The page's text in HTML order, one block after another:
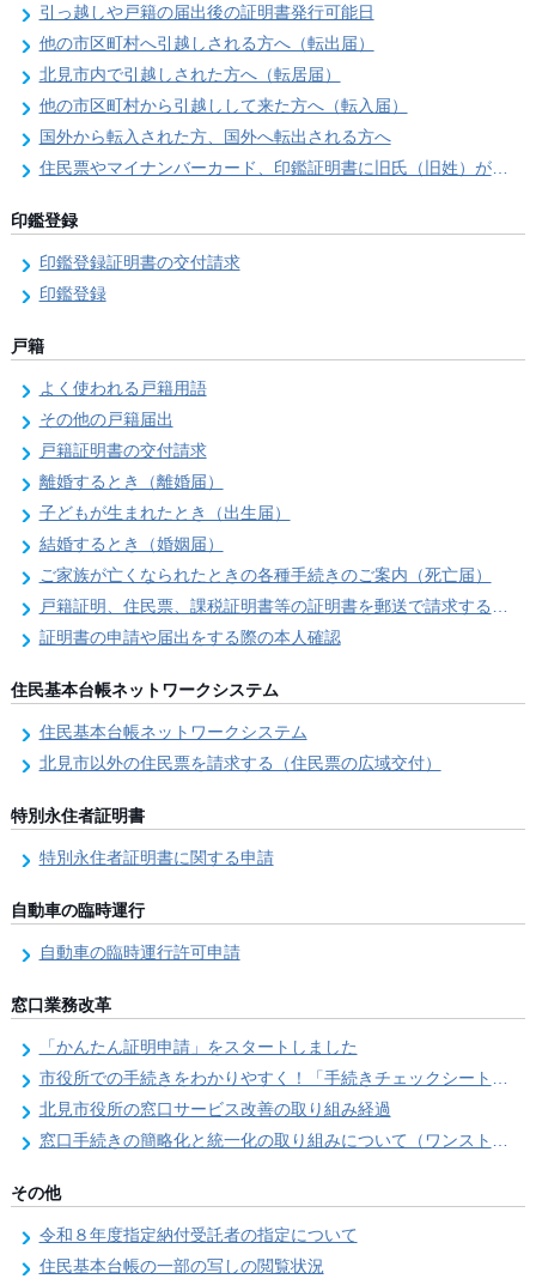
引っ越しや戸籍の届出後の証明書発行可能日
他の市区町村へ引越しされる方へ（転出届）
北見市内で引越しされた方へ（転居届）
他の市区町村から引越しして来た方へ（転入届）
国外から転入された方、国外へ転出される方へ
住民票やマイナンバーカード、印鑑証明書に旧氏（旧姓）が併記できるようになりました！
印鑑登録
印鑑登録証明書の交付請求
印鑑登録
戸籍
よく使われる戸籍用語
その他の戸籍届出
戸籍証明書の交付請求
離婚するとき（離婚届）
子どもが生まれたとき（出生届）
結婚するとき（婚姻届）
ご家族が亡くなられたときの各種手続きのご案内（死亡届）
戸籍証明、住民票、課税証明書等の証明書を郵送で請求する際の本人確認
証明書の申請や届出をする際の本人確認
住民基本台帳ネットワークシステム
住民基本台帳ネットワークシステム
北見市以外の住民票を請求する（住民票の広域交付）
特別永住者証明書
特別永住者証明書に関する申請
自動車の臨時運行
自動車の臨時運行許可申請
窓口業務改革
「かんたん証明申請」をスタートしました
市役所での手続きをわかりやすく！「手続きチェックシート」を導入しました
北見市役所の窓口サービス改善の取り組み経過
窓口手続きの簡略化と統一化の取り組みについて（ワンストップサービス推進事業）
その他
令和８年度指定納付受託者の指定について
住民基本台帳の一部の写しの閲覧状況